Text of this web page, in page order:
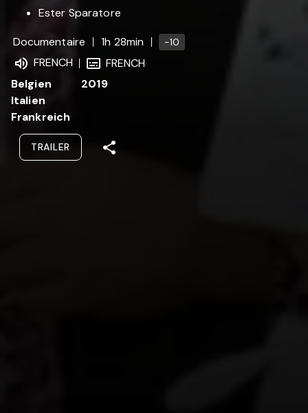
Ester Sparatore
Documentaire
1h 28min -10
FRENCH
FRENCH
Belgien
Italien
Frankreich
2019
TRAILER